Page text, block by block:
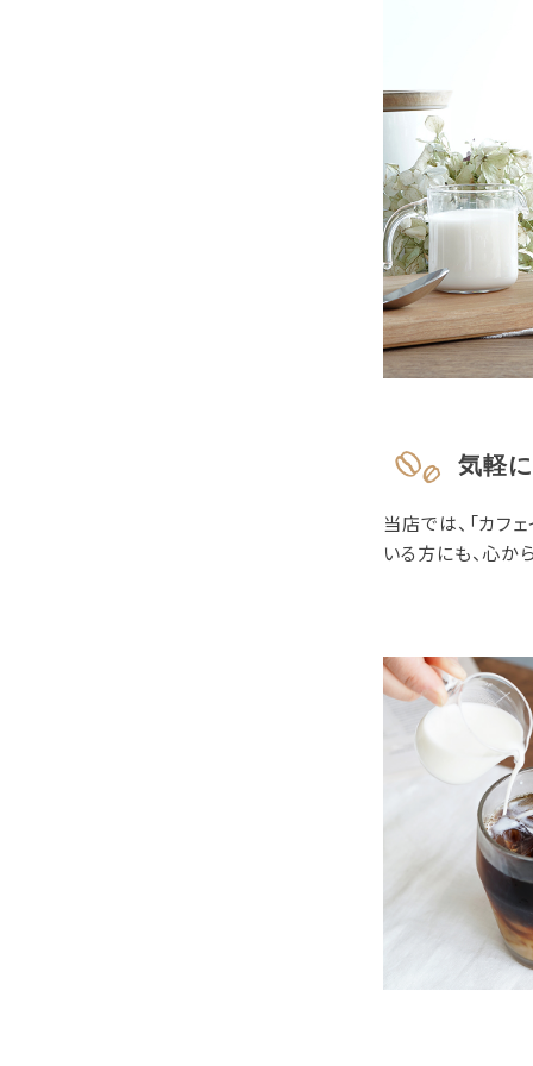
気軽
当店では、「カフ
いる方にも、心か